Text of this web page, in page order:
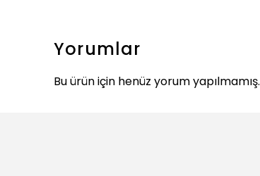
Yorumlar
Bu ürün için henüz yorum yapılmamış.